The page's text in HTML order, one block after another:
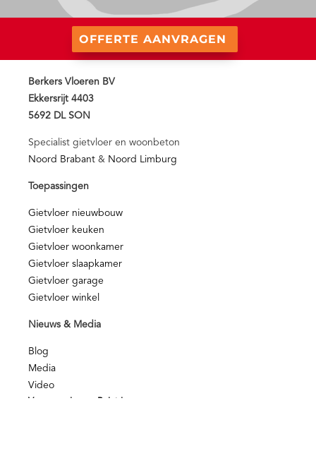
OFFERTE AANVRAGEN
Berkers Vloeren BV
Ekkersrijt 4403
5692 DL SON
Specialist gietvloer en woonbeton
Noord Brabant & Noord Limburg
Toepassingen
Gietvloer nieuwbouw
Gietvloer keuken
Gietvloer woonkamer
Gietvloer slaapkamer
Gietvloer garage
Gietvloer winkel
Nieuws & Media
Blog
Media
Video